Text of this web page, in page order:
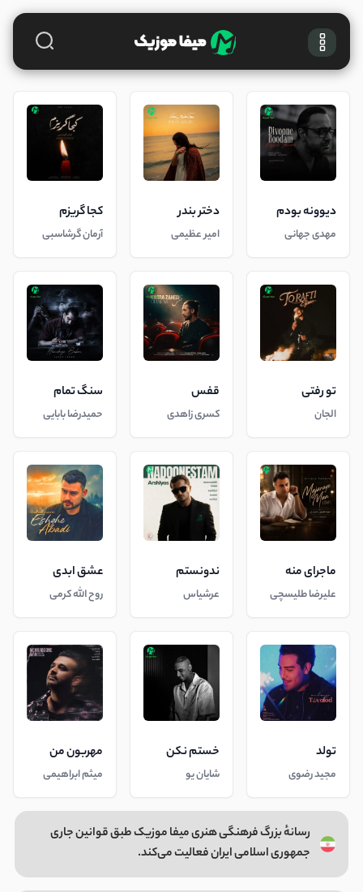
دیوونه بودم
مهدی جهانی
دختر بندر
امیر عظیمی
کجا گریزم
آرمان گرشاسبی
تو رفتی
الجان
قفس
کسری زاهدی
سنگ تمام
حمیدرضا بابایی
ماجرای منه
علیرضا طلیسچی
ندونستم
عرشیاس
عشق ابدی
روح الله کرمی
تولد
مجید رضوی
خستم نکن
شایان یو
مهربون من
میثم ابراهیمی
رسانهٔ بزرگ فرهنگی هنری میفا موزیک طبق قوانین جاری
جمهوری اسلامی ایران فعالیت می‌کند.